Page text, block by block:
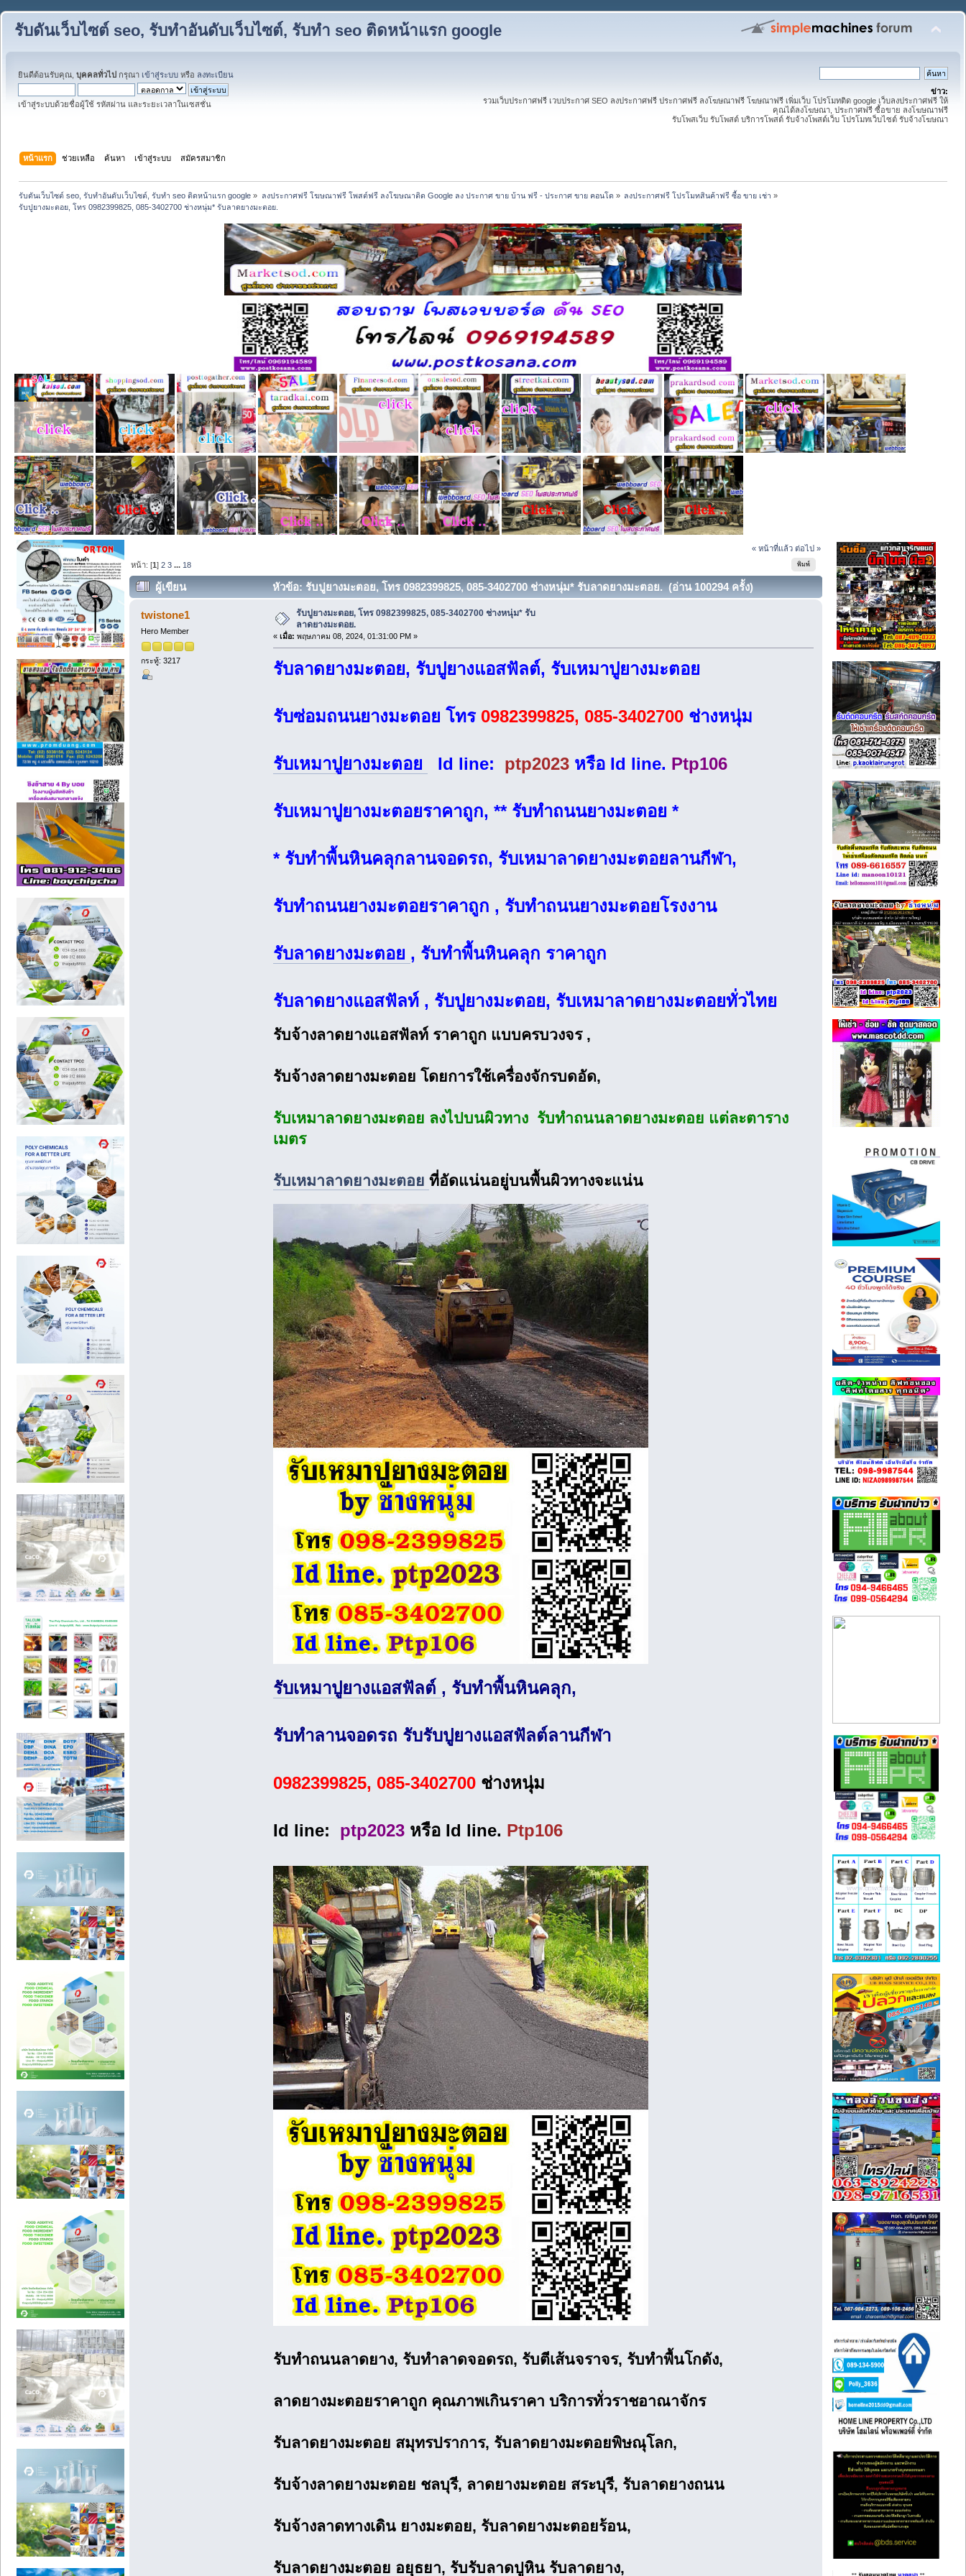
รับดันเว็บไซต์ seo, รับทำอันดับเว็บไซต์, รับทำ seo ติดหน้าแรก google
ยินดีต้อนรับคุณ, บุคคลทั่วไป กรุณา เข้าสู่ระบบ หรือ ลงทะเบียน
เข้าสู่ระบบด้วยชื่อผู้ใช้ รหัสผ่าน และระยะเวลาในเซสชั่น
ข่าว:
รวมเว็บประกาศฟรี เวบประกาศ SEO ลงประกาศฟรี ประกาศฟรี ลงโฆษณาฟรี โฆษณาฟรี เพิ่มเว็บ โปรโมทติด google เว็บลงประกาศฟรี ให้
คุณได้ลงโฆษณา, ประกาศฟรี ซื้อขาย ลงโฆษณาฟรี
รับโพสเว็บ รับโพสต์ บริการโพสต์ รับจ้างโพสต์เว็บ โปรโมทเว็บไซต์ รับจ้างโฆษณา
หน้าแรก ช่วยเหลือ ค้นหา เข้าสู่ระบบ สมัครสมาชิก
รับดันเว็บไซต์ seo, รับทำอันดับเว็บไซต์, รับทำ seo ติดหน้าแรก google » ลงประกาศฟรี โฆษณาฟรี โพสต์ฟรี ลงโฆษณาติด Google ลง ประกาศ ขาย บ้าน ฟรี - ประกาศ ขาย คอนโด » ลงประกาศฟรี โปรโมทสินค้าฟรี ซื้อ ขาย เช่า »
รับปูยางมะตอย, โทร 0982399825, 085-3402700 ช่างหนุ่ม* รับลาดยางมะตอย.
« หน้าที่แล้ว ต่อไป »
พิมพ์
หน้า: [1]2 3 ... 18
ผู้เขียน หัวข้อ: รับปูยางมะตอย, โทร 0982399825, 085-3402700 ช่างหนุ่ม* รับลาดยางมะตอย. (อ่าน 100294 ครั้ง)
twistone1
Hero Member
กระทู้: 3217
รับปูยางมะตอย, โทร 0982399825, 085-3402700 ช่างหนุ่ม* รับ
ลาดยางมะตอย.
« เมื่อ: พฤษภาคม 08, 2024, 01:31:00 PM »
รับลาดยางมะตอย, รับปูยางแอสฟัลต์, รับเหมาปูยางมะตอย
รับซ่อมถนนยางมะตอย โทร 0982399825, 085-3402700ช่างหนุ่ม
รับเหมาปูยางมะตอย Id line: ptp2023หรือ Id line. Ptp106
รับเหมาปูยางมะตอยราคาถูก, ** รับทำถนนยางมะตอย *
* รับทำพื้นหินคลุกลานจอดรถ, รับเหมาลาดยางมะตอยลานกีฬา,
รับทำถนนยางมะตอยราคาถูก , รับทำถนนยางมะตอยโรงงาน
รับลาดยางมะตอย , รับทำพื้นหินคลุก ราคาถูก
รับลาดยางแอสฟัลท์ , รับปูยางมะตอย, รับเหมาลาดยางมะตอยทั่วไทย
รับจ้างลาดยางแอสฟัลท์ ราคาถูก แบบครบวงจร ,
รับจ้างลาดยางมะตอย โดยการใช้เครื่องจักรบดอัด,
รับเหมาลาดยางมะตอย ลงไปบนผิวทาง รับทำถนนลาดยางมะตอย แต่ละตาราง
เมตร
รับเหมาลาดยางมะตอย ที่อัดแน่นอยู่บนพื้นผิวทางจะแน่น
รับเหมาปูยางแอสฟัลต์ , รับทำพื้นหินคลุก,
รับทำลานจอดรถ รับรับปูยางแอสฟัลต์ลานกีฬา
0982399825, 085-3402700 ช่างหนุ่ม
Id line: ptp2023หรือ Id line. Ptp106
รับทำถนนลาดยาง, รับทำลาดจอดรถ, รับตีเส้นจราจร, รับทำพื้นโกดัง,
ลาดยางมะตอยราคาถูกคุณภาพเกินราคา บริการทั่วราชอาณาจักร
รับลาดยางมะตอย สมุทรปราการ, รับลาดยางมะตอยพิษณุโลก,
รับจ้างลาดยางมะตอย ชลบุรี, ลาดยางมะตอย สระบุรี, รับลาดยางถนน
รับจ้างลาดทางเดิน ยางมะตอย, รับลาดยางมะตอยร้อน,
รับลาดยางมะตอย อยุธยา, รับรับลาดปูหิน รับลาดยาง,